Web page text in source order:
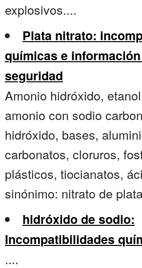
explosivos....
Plata nitrato:
químicas e
seguridad
Amonio hidróxido,
amonio con sodio
hidróxido, bases,
carbonatos, cloruros,
plásticos, tiocianatos,
sinónimo: nitrato de
hidróxido de sodio:
Incompatibilidades
....